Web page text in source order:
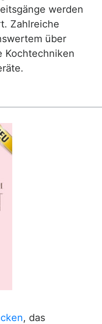
werden
Zahlreiche
über
Kochtechniken
, das